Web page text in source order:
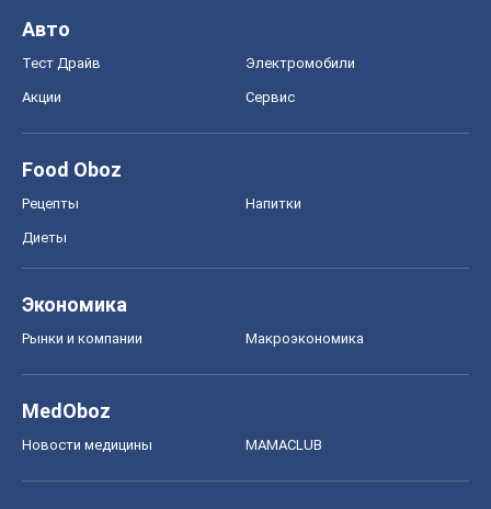
Авто
Тест Драйв Электромобили
Акции Сервис
Food Oboz
Рецепты Напитки
Диеты
Экономика
Рынки и компании Mакроэкономика
MedOboz
Новости медицины MAMACLUB